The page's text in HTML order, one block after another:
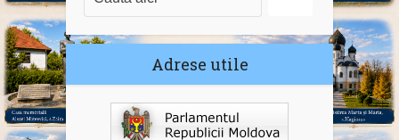
Adrese utile